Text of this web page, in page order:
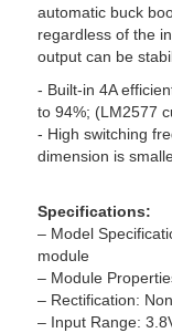
automatic buck
regardless of the
output can be
- Built-in 4A
to 94%; (LM2577
- High switching
dimension is
Specifications:
– Model
module
– Module
– Rectification:
– Input Range: